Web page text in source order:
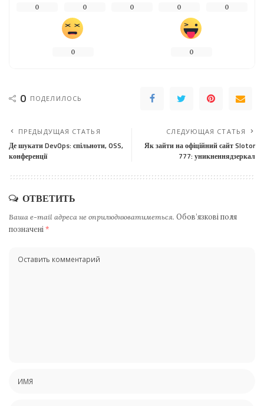
0 0 0 0 0
0 0
0 ПОДЕЛИЛОСЬ
ПРЕДЫДУЩАЯ СТАТЬЯ
Де шукати DevOps: спільноти, OSS,
конференції
СЛЕДУЮЩАЯ СТАТЬЯ
Як зайти на офіційний сайт Slotor
777: уникненнядзеркал
ОТВЕТИТЬ
Ваша e-mail адреса не оприлюднюватиметься. Обов’язкові поля
позначені *